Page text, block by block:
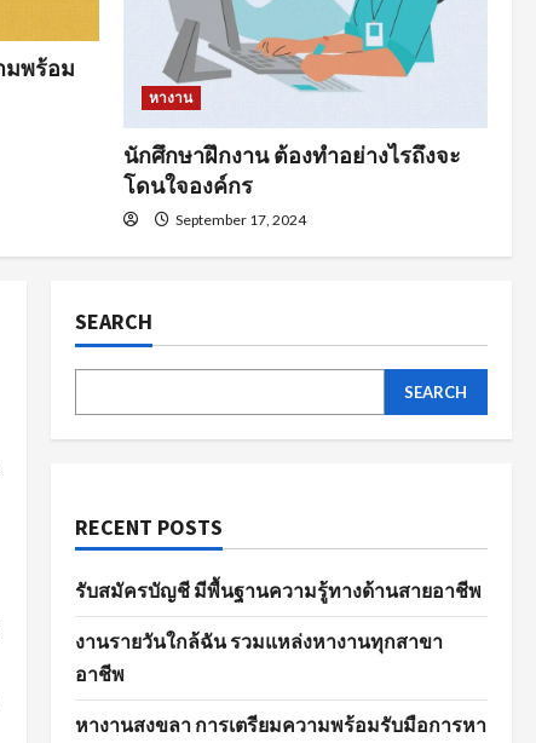
มพร้อม
หางาน
นักศึกษาฝึกงาน ต้องทำอย่างไรถึงจะ
โดนใจองค์กร
September 17, 2024
SEARCH
SEARCH
RECENT POSTS
รับสมัครบัญชี มีพื้นฐานความรู้ทางด้านสายอาชีพ
งานรายวันใกล้ฉัน รวมแหล่งหางานทุกสาขา
อาชีพ
หางานสงขลา การเตรียมความพร้อมรับมือการหา